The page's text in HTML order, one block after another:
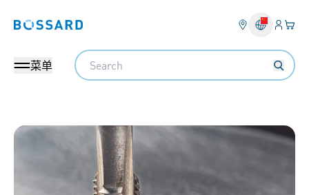
Bossard homepage 登入
您
菜单
Search